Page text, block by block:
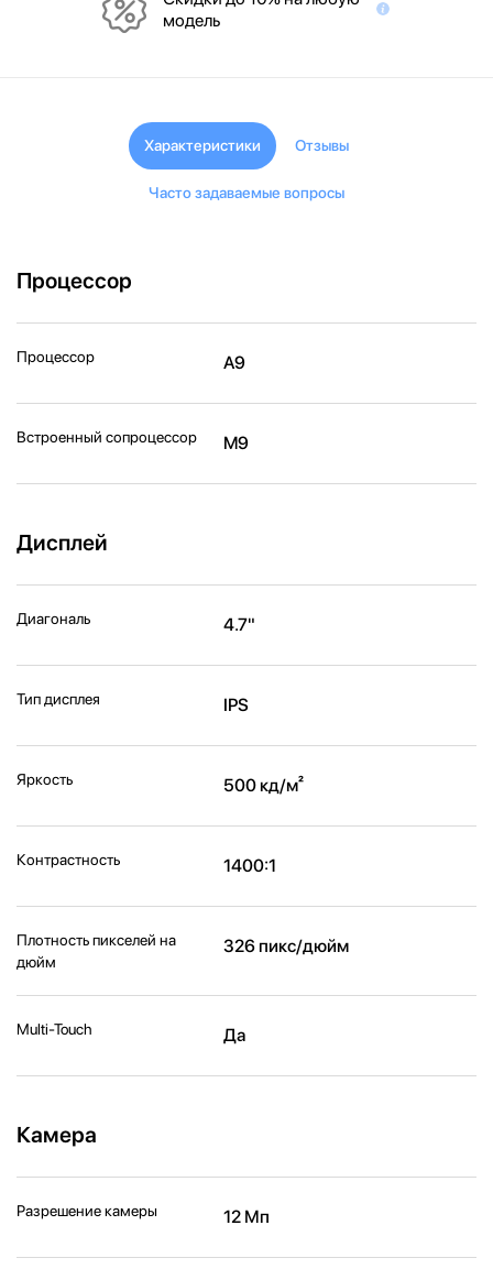
модель
Характеристики Отзывы
Часто задаваемые вопросы
Процессор
Процессор A9
Встроенный сопроцессор M9
Дисплей
Диагональ 4.7"
Тип дисплея IPS
Яркость 500 кд/м²
Контрастность 1400:1
Плотность пикселей на
дюйм
326 пикс/дюйм
Multi-Touch Да
Камера
Разрешение камеры 12 Мп